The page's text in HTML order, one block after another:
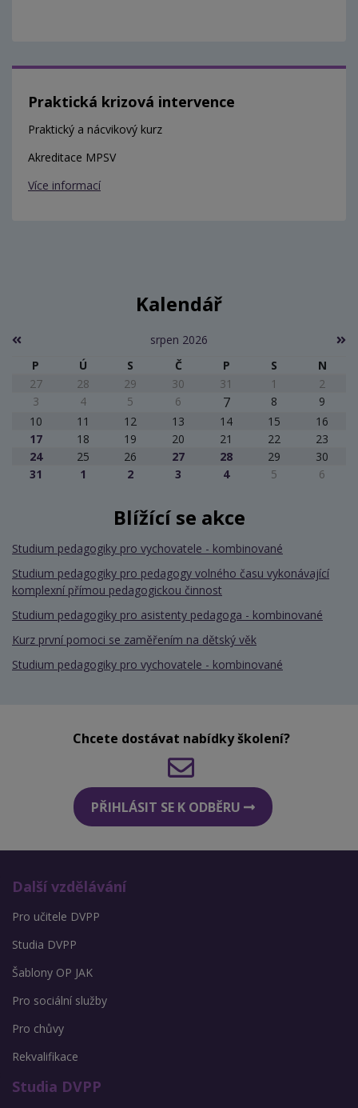
Praktická krizová intervence
Praktický a nácvikový kurz
Akreditace MPSV
Více informací
Kalendář
srpen 2026
P
Ú S Č P S
N
27
28 29 30 31 1
2
3
4 5 6 7 8
9
10
11 12 13 14 15
16
17
18 19 20 21 22
23
24
25 26 27 28 29
30
31
1 2 3 4 5 6
Blížící se akce
Studium pedagogiky pro vychovatele - kombinované
Studium pedagogiky pro pedagogy volného času vykonávající
komplexní přímou pedagogickou činnost
Studium pedagogiky pro asistenty pedagoga - kombinované
Kurz první pomoci se zaměřením na dětský věk
Studium pedagogiky pro vychovatele - kombinované
Chcete dostávat nabídky školení?
PŘIHLÁSIT SE K ODBĚRU
Další vzdělávání
Pro učitele DVPP
Studia DVPP
Šablony OP JAK
Pro sociální služby
Pro chůvy
Rekvalifikace
Studia DVPP